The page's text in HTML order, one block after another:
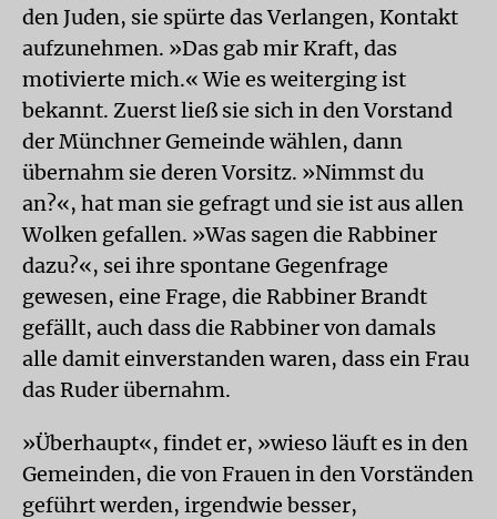
den Juden, sie spürte das Verlangen, Kontakt
aufzunehmen. »Das gab mir Kraft, das
motivierte mich.« Wie es weiterging ist
bekannt. Zuerst ließ sie sich in den Vorstand
der Münchner Gemeinde wählen, dann
übernahm sie deren Vorsitz. »Nimmst du
an?«, hat man sie gefragt und sie ist aus allen
Wolken gefallen. »Was sagen die Rabbiner
dazu?«, sei ihre spontane Gegenfrage
gewesen, eine Frage, die Rabbiner Brandt
gefällt, auch dass die Rabbiner von damals
alle damit einverstanden waren, dass ein Frau
das Ruder übernahm.
»Überhaupt«, findet er, »wieso läuft es in den
Gemeinden, die von Frauen in den Vorständen
geführt werden, irgendwie besser,